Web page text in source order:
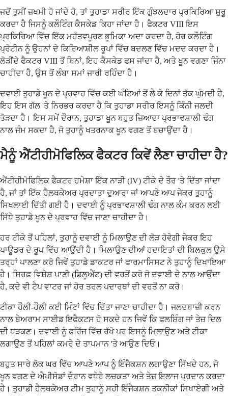
ਜਦੋਂ ਤੁਸੀਂ ਜ਼ਖਮੀ ਹੋ ਜਾਂਦੇ ਹੋ, ਤਾਂ ਤੁਹਾਡਾ ਸਰੀਰ ਇੱਕ ਗੁੰਝਲਦਾਰ ਪ੍ਰਕਿਰਿਆ ਸ਼ੁਰੂ
ਕਰਦਾ ਹੈ ਜਿਸਨੂੰ ਕਲੌਟਿੰਗ ਕੈਸਕੇਡ ਕਿਹਾ ਜਾਂਦਾ ਹੈ। ਫੈਕਟਰ VIII ਇਸ
ਪ੍ਰਕਿਰਿਆ ਵਿੱਚ ਇੱਕ ਮਹੱਤਵਪੂਰਣ ਭੂਮਿਕਾ ਅਦਾ ਕਰਦਾ ਹੈ, ਹੋਰ ਕਲੌਟਿੰਗ
ਪ੍ਰੋਟੀਨ ਨੂੰ ਉਹਨਾਂ ਦੇ ਕਿਰਿਆਸ਼ੀਲ ਰੂਪਾਂ ਵਿੱਚ ਬਦਲਣ ਵਿੱਚ ਮਦਦ ਕਰਦਾ ਹੈ।
ਲੋੜੀਂਦੇ ਫੈਕਟਰ VIII ਤੋਂ ਬਿਨਾਂ, ਇਹ ਕੈਸਕੇਡ ਫਸ ਜਾਂਦਾ ਹੈ, ਅਤੇ ਖੂਨ ਵਗਣਾ ਜਿੰਨਾ
ਚਾਹੀਦਾ ਹੈ, ਉਸ ਤੋਂ ਲੰਬਾ ਸਮਾਂ ਜਾਰੀ ਰਹਿੰਦਾ ਹੈ।
ਦਵਾਈ ਤੁਹਾਡੇ ਖੂਨ ਦੇ ਪ੍ਰਵਾਹ ਵਿੱਚ ਕਈ ਘੰਟਿਆਂ ਤੋਂ ਲੈ ਕੇ ਦਿਨਾਂ ਤੱਕ ਘੁੰਮਦੀ ਹੈ,
ਇਹ ਇਸ ਗੱਲ 'ਤੇ ਨਿਰਭਰ ਕਰਦਾ ਹੈ ਕਿ ਤੁਹਾਡਾ ਸਰੀਰ ਇਸਨੂੰ ਕਿੰਨੀ ਜਲਦੀ
ਤੋੜਦਾ ਹੈ। ਇਸ ਸਮੇਂ ਦੌਰਾਨ, ਤੁਹਾਡਾ ਖੂਨ ਬਹੁਤ ਜ਼ਿਆਦਾ ਪ੍ਰਭਾਵਸ਼ਾਲੀ ਢੰਗ
ਨਾਲ ਜੰਮ ਸਕਦਾ ਹੈ, ਜੋ ਤੁਹਾਨੂੰ ਖਤਰਨਾਕ ਖੂਨ ਵਗਣ ਤੋਂ ਬਚਾਉਂਦਾ ਹੈ।
ਮੈਨੂੰ ਐਂਟੀਹੀਮੋਫਿਲਿਕ ਫੈਕਟਰ ਕਿਵੇਂ ਲੈਣਾ ਚਾਹੀਦਾ ਹੈ?
ਐਂਟੀਹੀਮੋਫਿਲਿਕ ਫੈਕਟਰ ਹਮੇਸ਼ਾ ਇੱਕ ਨਾੜੀ (IV) ਟੀਕੇ ਦੇ ਤੌਰ 'ਤੇ ਦਿੱਤਾ ਜਾਂਦਾ
ਹੈ, ਜਾਂ ਤਾਂ ਇੱਕ ਹੈਲਥਕੇਅਰ ਪ੍ਰਦਾਤਾ ਦੁਆਰਾ ਜਾਂ ਆਪਣੇ ਆਪ ਜੇਕਰ ਤੁਹਾਨੂੰ
ਸਿਖਲਾਈ ਦਿੱਤੀ ਗਈ ਹੈ। ਦਵਾਈ ਨੂੰ ਪ੍ਰਭਾਵਸ਼ਾਲੀ ਢੰਗ ਨਾਲ ਕੰਮ ਕਰਨ ਲਈ
ਸਿੱਧੇ ਤੁਹਾਡੇ ਖੂਨ ਦੇ ਪ੍ਰਵਾਹ ਵਿੱਚ ਜਾਣਾ ਚਾਹੀਦਾ ਹੈ।
ਹਰ ਟੀਕੇ ਤੋਂ ਪਹਿਲਾਂ, ਤੁਹਾਨੂੰ ਦਵਾਈ ਨੂੰ ਮਿਲਾਉਣ ਦੀ ਲੋੜ ਹੋਵੇਗੀ ਜੇਕਰ ਇਹ
ਪਾਊਡਰ ਦੇ ਰੂਪ ਵਿੱਚ ਆਉਂਦੀ ਹੈ। ਮਿਲਾਉਣ ਦੀਆਂ ਹਦਾਇਤਾਂ ਦੀ ਬਿਲਕੁਲ ਉਸੇ
ਤਰ੍ਹਾਂ ਪਾਲਣਾ ਕਰੋ ਜਿਵੇਂ ਤੁਹਾਡੇ ਡਾਕਟਰ ਜਾਂ ਫਾਰਮਾਸਿਸਟ ਨੇ ਤੁਹਾਨੂੰ ਦਿਖਾਇਆ
ਹੈ। ਸਿਰਫ਼ ਵਿਸ਼ੇਸ਼ ਪਾਣੀ (ਡਿਲੂਐਂਟ) ਦੀ ਵਰਤੋਂ ਕਰੋ ਜੋ ਦਵਾਈ ਦੇ ਨਾਲ ਆਉਂਦਾ
ਹੈ, ਕਦੇ ਵੀ ਟੈਪ ਵਾਟਰ ਜਾਂ ਹੋਰ ਤਰਲ ਪਦਾਰਥਾਂ ਦੀ ਵਰਤੋਂ ਨਾ ਕਰੋ।
ਟੀਕਾ ਹੌਲੀ-ਹੌਲੀ ਕਈ ਮਿੰਟਾਂ ਵਿੱਚ ਦਿੱਤਾ ਜਾਣਾ ਚਾਹੀਦਾ ਹੈ। ਜਲਦਬਾਜ਼ੀ ਕਰਨ
ਨਾਲ ਬੇਅਰਾਮ ਸਾਈਡ ਇਫੈਕਟਸ ਹੋ ਸਕਦੇ ਹਨ ਜਿਵੇਂ ਕਿ ਫਲਸ਼ਿੰਗ ਜਾਂ ਤੇਜ਼ ਦਿਲ
ਦੀ ਧੜਕਣ। ਦਵਾਈ ਨੂੰ ਫਰਿੱਜ ਵਿੱਚ ਰੱਖੋ ਪਰ ਇਸਨੂੰ ਮਿਲਾਉਣ ਅਤੇ ਟੀਕਾ
ਲਗਾਉਣ ਤੋਂ ਪਹਿਲਾਂ ਕਮਰੇ ਦੇ ਤਾਪਮਾਨ 'ਤੇ ਆਉਣ ਦਿਓ।
ਬਹੁਤ ਸਾਰੇ ਲੋਕ ਘਰ ਵਿੱਚ ਆਪਣੇ ਆਪ ਨੂੰ ਇੰਜੈਕਸ਼ਨ ਲਗਾਉਣਾ ਸਿੱਖਦੇ ਹਨ, ਜੋ
ਖੂਨ ਵਗਣ ਦੇ ਐਪੀਸੋਡਾਂ ਦੌਰਾਨ ਵਧੇਰੇ ਲਚਕਤਾ ਅਤੇ ਤੇਜ਼ ਇਲਾਜ ਪ੍ਰਦਾਨ ਕਰਦਾ
ਹੈ। ਤੁਹਾਡੀ ਹੈਲਥਕੇਅਰ ਟੀਮ ਤੁਹਾਨੂੰ ਸਹੀ ਇੰਜੈਕਸ਼ਨ ਤਕਨੀਕਾਂ ਸਿਖਾਏਗੀ ਅਤੇ